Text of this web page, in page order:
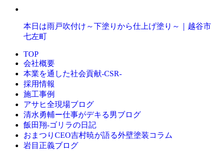
本日は雨戸吹付け～下塗りから仕上げ塗り～｜越谷市
七左町
TOP
会社概要
本業を通した社会貢献-CSR-
採用情報
施工事例
アサヒ全現場ブログ
清水勇輔ー仕事がデキる男ブログ
飯田翔-ゴリラの日記
おまつりCEO吉村暁が語る外壁塗装コラム
岩目正義ブログ